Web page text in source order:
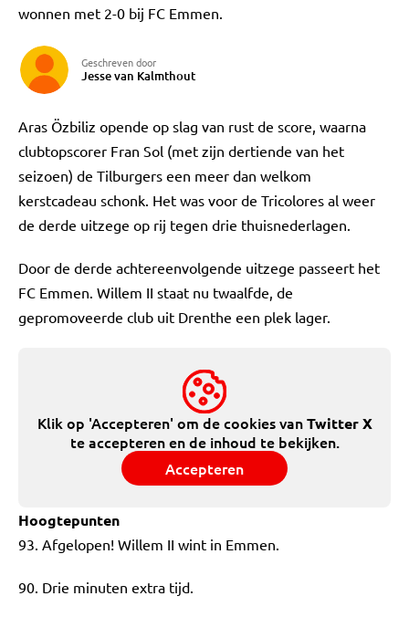
wonnen met 2-0 bij FC Emmen.
Geschreven door
Jesse van Kalmthout
Aras Özbiliz opende op slag van rust de score, waarna
clubtopscorer Fran Sol (met zijn dertiende van het
seizoen) de Tilburgers een meer dan welkom
kerstcadeau schonk. Het was voor de Tricolores al weer
de derde uitzege op rij tegen drie thuisnederlagen.
Door de derde achtereenvolgende uitzege passeert het
FC Emmen. Willem II staat nu twaalfde, de
gepromoveerde club uit Drenthe een plek lager.
Klik op 'Accepteren' om de cookies vanTwitter X
te accepteren en de inhoud te bekijken.
Accepteren
Hoogtepunten
93. Afgelopen! Willem II wint in Emmen.
90. Drie minuten extra tijd.